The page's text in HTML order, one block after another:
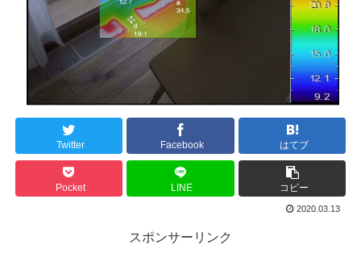
Twitter Facebook はてブ
Pocket LINE コピー
2020.03.13
スポンサーリンク